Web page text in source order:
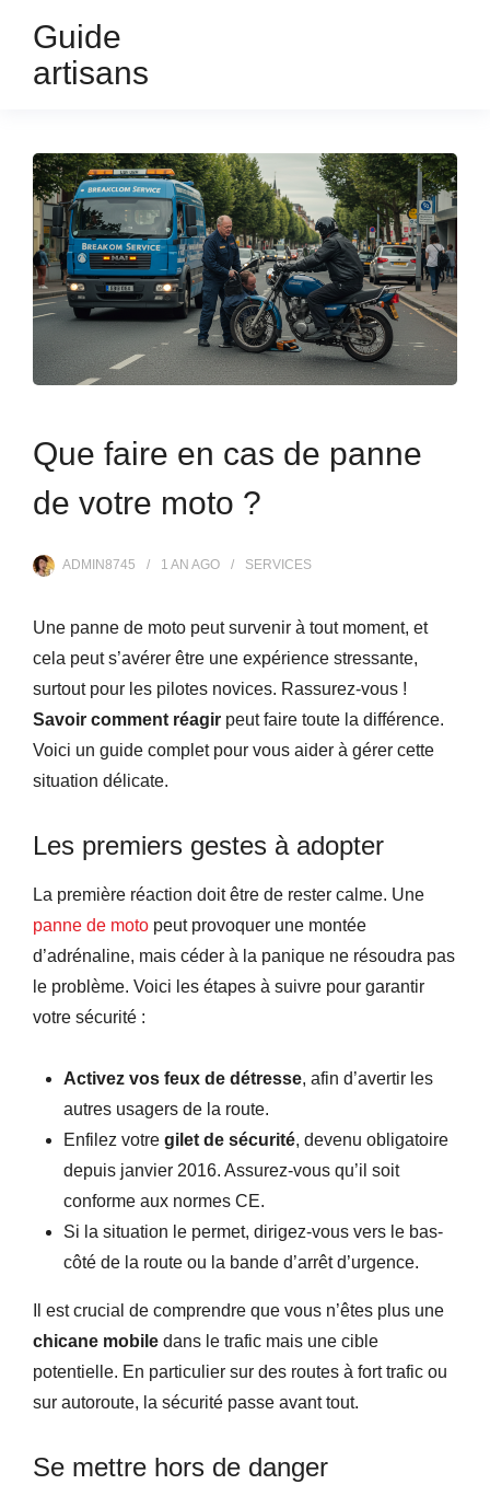
Guide
artisans
Que faire en cas de panne
de votre moto ?
ADMIN8745 1 AN AGO SERVICES
Une panne de moto peut survenir à tout moment, et
cela peut s’avérer être une expérience stressante,
surtout pour les pilotes novices. Rassurez-vous !
Savoir comment réagir peut faire toute la différence.
Voici un guide complet pour vous aider à gérer cette
situation délicate.
Les premiers gestes à adopter
La première réaction doit être de rester calme. Une
panne de moto peut provoquer une montée
d’adrénaline, mais céder à la panique ne résoudra pas
le problème. Voici les étapes à suivre pour garantir
votre sécurité :
Activez vos feux de détresse, afin d’avertir les
autres usagers de la route.
Enfilez votre gilet de sécurité, devenu obligatoire
depuis janvier 2016. Assurez-vous qu’il soit
conforme aux normes CE.
Si la situation le permet, dirigez-vous vers le bas-
côté de la route ou la bande d’arrêt d’urgence.
Il est crucial de comprendre que vous n’êtes plus une
chicane mobile dans le trafic mais une cible
potentielle. En particulier sur des routes à fort trafic ou
sur autoroute, la sécurité passe avant tout.
Se mettre hors de danger